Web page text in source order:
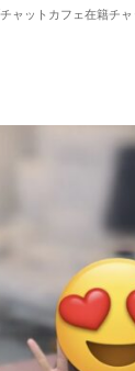
ャットカフェ在籍チャ